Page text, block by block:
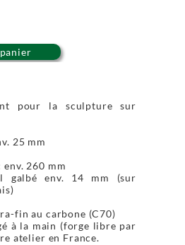
pour la sculpture sur
25 mm
260 mm
galbé env. 14 mm (sur
fin au carbone (C70)
à la main (forge libre par
atelier en France.